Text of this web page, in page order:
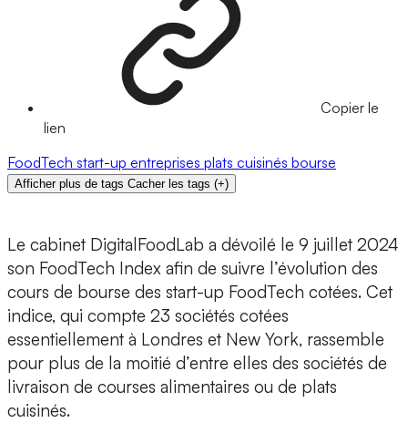
Copier le
lien
FoodTech start-up entreprises plats cuisinés bourse
Afficher plus de tags Cacher les tags (+)
Le cabinet DigitalFoodLab a dévoilé le 9 juillet 2024
son FoodTech Index afin de suivre l’évolution des
cours de bourse des start-up FoodTech cotées. Cet
indice, qui compte 23 sociétés cotées
essentiellement à Londres et New York, rassemble
pour plus de la moitié d’entre elles des sociétés de
livraison de courses alimentaires ou de plats
cuisinés.